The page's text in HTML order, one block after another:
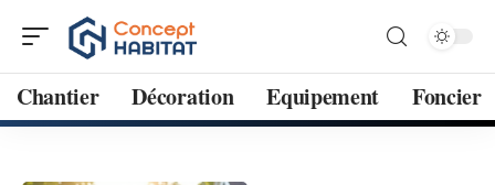
Chantier Décoration Equipement Foncier